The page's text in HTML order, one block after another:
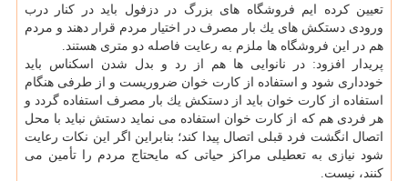
تعیین كرده ایم فروشگاه های بزرگ در دزفول باید در كنار درب
ورودی دستكش های یك بار مصرف در اختیار مردم قرار دهند و مردم
هم در این فروشگاه ها ملزم به رعایت فاصله دو متری هستند.
پریدار افزود: در نانوایی ها هم از رد و بدل شدن اسكناس باید
خودداری شود و استفاده از كارت خوان ضروریست و از طرفی هنگام
استفاده از كارت خوان باید از دستكش یك بار مصرف استفاده گردد و
هر فردی هم كه از كارت خوان استفاده می نماید دستش نباید با محل
اتصال انگشت فرد قبلی اتصال پیدا كند؛ بنابراین اگر این نكات رعایت
شود نیازی به تعطیلی مراكز حیاتی كه مایحتاج مردم را تأمین می
كنند، نیست.